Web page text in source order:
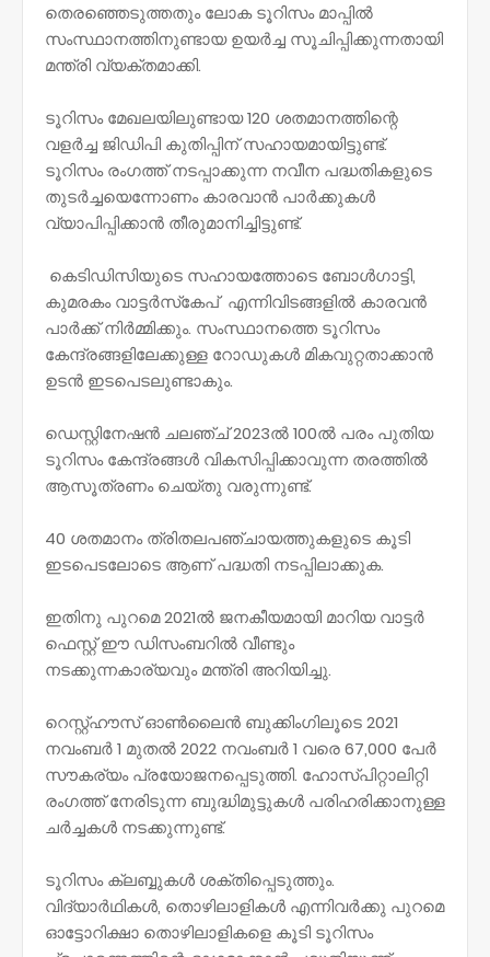
തെരഞ്ഞെടുത്തതും ലോക ടൂറിസം മാപ്പിൽ
സംസ്ഥാനത്തിനുണ്ടായ ഉയർച്ച സൂചിപ്പിക്കുന്നതായി
മന്ത്രി വ്യക്തമാക്കി.
ടൂറിസം മേഖലയിലുണ്ടായ 120 ശതമാനത്തിന്റെ
വളർച്ച ജിഡിപി കുതിപ്പിന് സഹായമായിട്ടുണ്ട്.
ടൂറിസം രംഗത്ത് നടപ്പാക്കുന്ന നവീന പദ്ധതികളുടെ
തുടർച്ചയെന്നോണം കാരവാൻ പാർക്കുകൾ
വ്യാപിപ്പിക്കാൻ തീരുമാനിച്ചിട്ടുണ്ട്.
കെടിഡിസിയുടെ സഹായത്തോടെ ബോൾഗാട്ടി,
കുമരകം വാട്ടർസ്‌കേപ് എന്നിവിടങ്ങളിൽ കാരവൻ
പാർക്ക് നിർമ്മിക്കും. സംസ്ഥാനത്തെ ടൂറിസം
കേന്ദ്രങ്ങളിലേക്കുള്ള റോഡുകൾ മികവുറ്റതാക്കാൻ
ഉടൻ ഇടപെടലുണ്ടാകും.
ഡെസ്റ്റിനേഷൻ ചലഞ്ച് 2023ൽ 100ൽ പരം പുതിയ
ടൂറിസം കേന്ദ്രങ്ങൾ വികസിപ്പിക്കാവുന്ന തരത്തിൽ
ആസൂത്രണം ചെയ്തു വരുന്നുണ്ട്.
40 ശതമാനം ത്രിതലപഞ്ചായത്തുകളുടെ കൂടി
ഇടപെടലോടെ ആണ് പദ്ധതി നടപ്പിലാക്കുക.
ഇതിനു പുറമെ 2021ൽ ജനകീയമായി മാറിയ വാട്ടർ
ഫെസ്റ്റ് ഈ ഡിസംബറിൽ വീണ്ടും
നടക്കുന്നകാര്യവും മന്ത്രി അറിയിച്ചു.
റെസ്റ്റ്ഹൗസ് ഓൺലൈൻ ബുക്കിംഗിലൂടെ 2021
നവംബർ 1 മുതൽ 2022 നവംബർ 1 വരെ 67,000 പേർ
സൗകര്യം പ്രയോജനപ്പെടുത്തി. ഹോസ്പിറ്റാലിറ്റി
രംഗത്ത് നേരിടുന്ന ബുദ്ധിമുട്ടുകൾ പരിഹരിക്കാനുള്ള
ചർച്ചകൾ നടക്കുന്നുണ്ട്.
ടൂറിസം ക്ലബ്ബുകൾ ശക്തിപ്പെടുത്തും.
വിദ്യാർഥികൾ, തൊഴിലാളികൾ എന്നിവർക്കു പുറമെ
ഓട്ടോറിക്ഷാ തൊഴിലാളികളെ കൂടി ടൂറിസം